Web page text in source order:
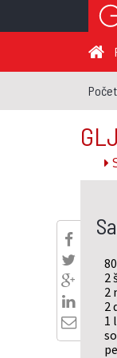
2
2
2
1